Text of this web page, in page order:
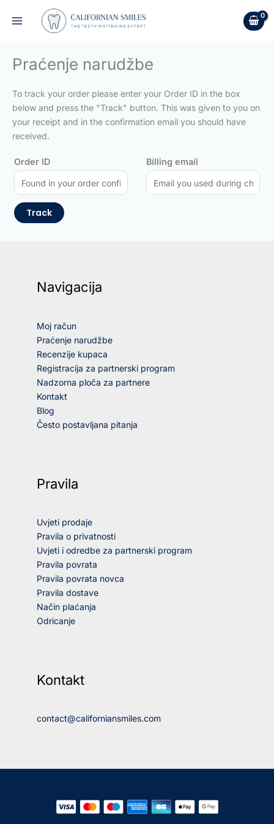
Praćenje narudžbe
To track your order please enter your Order ID in the box
below and press the "Track" button. This was given to you on
your receipt and in the confirmation email you should have
received.
Order ID Billing email
Track
Navigacija
Moj račun
Praćenje narudžbe
Recenzije kupaca
Registracija za partnerski program
Nadzorna ploča za partnere
Kontakt
Blog
Često postavljana pitanja
Pravila
Uvjeti prodaje
Pravila o privatnosti
Uvjeti i odredbe za partnerski program
Pravila povrata
Pravila povrata novca
Pravila dostave
Način plaćanja
Odricanje
Kontakt
contact@californiansmiles.com